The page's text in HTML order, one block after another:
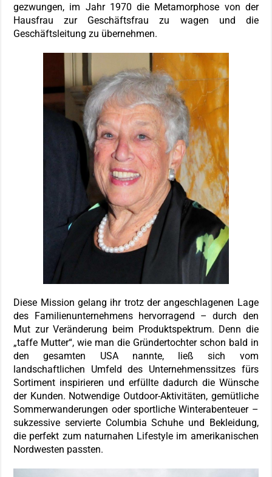
gezwungen, im Jahr 1970 die Metamorphose von der
Hausfrau zur Geschäftsfrau zu wagen und die
Geschäftsleitung zu übernehmen.
Diese Mission gelang ihr trotz der angeschlagenen Lage
des Familienunternehmens hervorragend – durch den
Mut zur Veränderung beim Produktspektrum. Denn die
„taffe Mutter“, wie man die Gründertochter schon bald in
den gesamten USA nannte, ließ sich vom
landschaftlichen Umfeld des Unternehmenssitzes fürs
Sortiment inspirieren und erfüllte dadurch die Wünsche
der Kunden. Notwendige Outdoor-Aktivitäten, gemütliche
Sommerwanderungen oder sportliche Winterabenteuer –
sukzessive servierte Columbia Schuhe und Bekleidung,
die perfekt zum naturnahen Lifestyle im amerikanischen
Nordwesten passten.